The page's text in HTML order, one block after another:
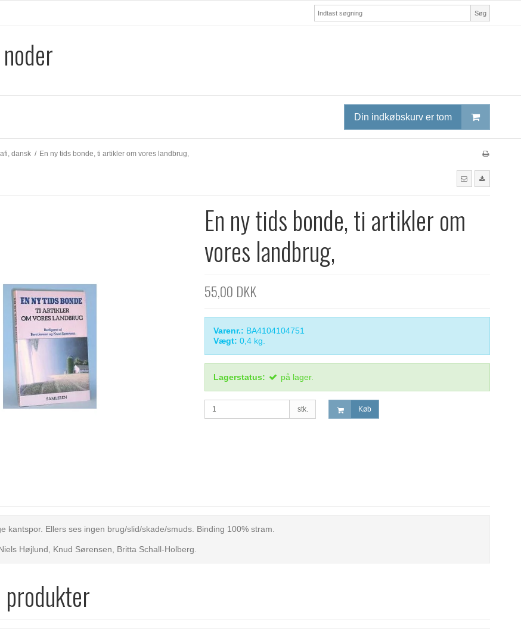
Søg
Din indkøbskurv er tom
dansk / En ny tids bonde, ti artikler om vores landbrug,
En ny tids bonde, ti artikler om
vores landbrug,
55,00 DKK
Varenr.: BA4104104751
Vægt: 0,4 kg.
Lagerstatus: på lager.
stk. Køb
kantspor. Ellers ses ingen brug/slid/skade/smuds. Binding 100% stram.
Højlund, Knud Sørensen, Britta Schall-Holberg.